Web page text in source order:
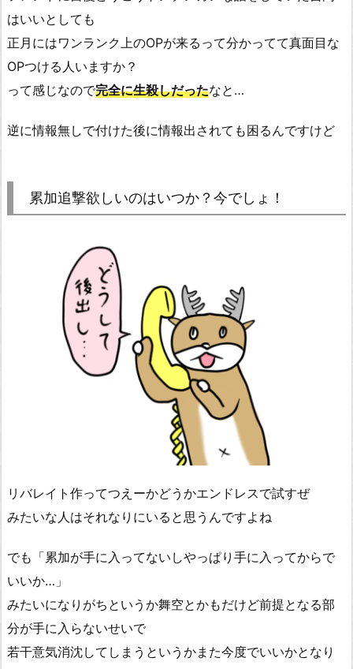
はいいとしても
正月にはワンランク上のOPが来るって分かってて真面目な
OPつける人いますか？
って感じなので完全に生殺しだったなと…
逆に情報無しで付けた後に情報出されても困るんですけど
累加追撃欲しいのはいつか？今でしょ！
リバレイト作ってつえーかどうかエンドレスで試すぜ
みたいな人はそれなりにいると思うんですよね
でも「累加が手に入ってないしやっぱり手に入ってからで
いいか…」
みたいになりがちというか舞空とかもだけど前提となる部
分が手に入らないせいで
若干意気消沈してしまうというかまた今度でいいかとなり